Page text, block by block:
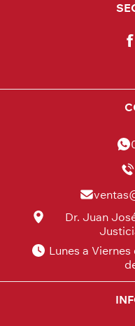
Dr. Juan
Lunes a